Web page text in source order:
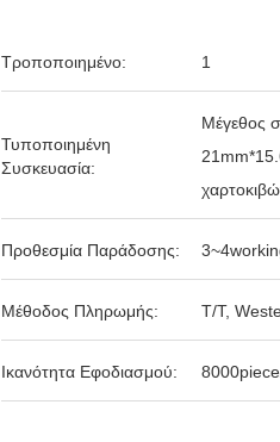
Τροποποιημένο: 1
Τυποποιημένη
Συσκευασία:
Μέγεθος
Προθεσμία Παράδοσης:
Μέθοδος Πληρωμής: T/T,
Ικανότητα Εφοδιασμού: